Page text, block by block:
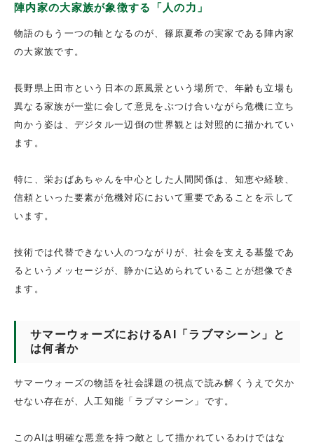
陣内家の大家族が象徴する「人の力」
物語のもう一つの軸となるのが、篠原夏希の実家である陣内家
の大家族です。
長野県上田市という日本の原風景という場所で、年齢も立場も
異なる家族が一堂に会して意見をぶつけ合いながら危機に立ち
向かう姿は、デジタル一辺倒の世界観とは対照的に描かれてい
ます。
特に、栄おばあちゃんを中心とした人間関係は、知恵や経験、
信頼といった要素が危機対応において重要であることを示して
います。
技術では代替できない人のつながりが、社会を支える基盤であ
るというメッセージが、静かに込められていることが想像でき
ます。
サマーウォーズにおけるAI「ラブマシーン」と
は何者か
サマーウォーズの物語を社会課題の視点で読み解くうえで欠か
せない存在が、人工知能「ラブマシーン」です。
このAIは明確な悪意を持つ敵として描かれているわけではな